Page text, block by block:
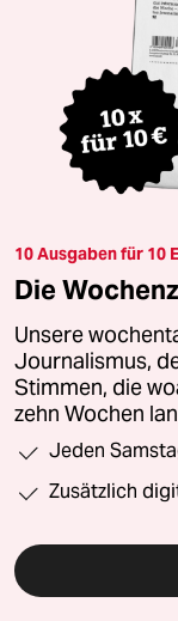
10 Ausgaben für 10
Die
Unsere
Journalismus,
Stimmen, die
zehn Wochen
Jeden
Zusätzlich